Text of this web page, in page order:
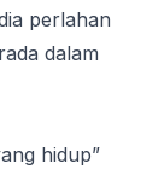
perlahan
dalam
hidup”